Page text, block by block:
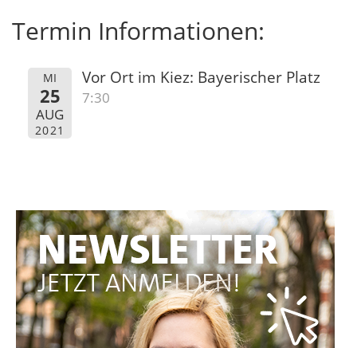
Termin Informationen:
MI
25
AUG
2021
Vor Ort im Kiez: Bayerischer Platz
7:30